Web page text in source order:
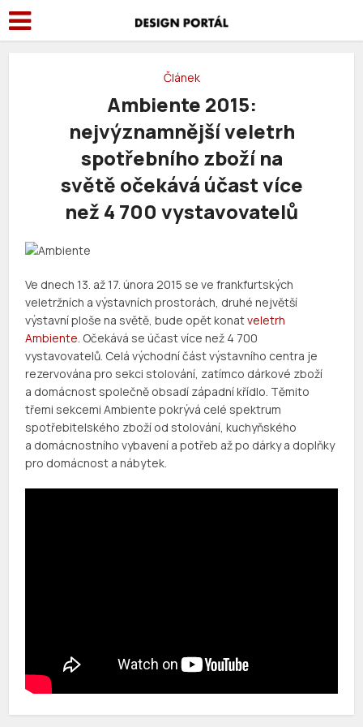
Článek
Ambiente 2015:
nejvýznamnější veletrh
spotřebního zboží na
světě očekává účast více
než 4 700 vystavovatelů
Ve dnech 13. až 17. února 2015 se ve frankfurtských
veletržních a výstavních prostorách, druhé největší
výstavní ploše na světě, bude opět konatveletrh
Ambiente. Očekává se účast více než 4 700
vystavovatelů. Celá východní část výstavního centra je
rezervována pro sekci stolování, zatímco dárkové zboží
a domácnost společně obsadí západní křídlo. Těmito
třemi sekcemi Ambiente pokrývá celé spektrum
spotřebitelského zboží od stolování, kuchyňského
a domácnostního vybavení a potřeb až po dárky a doplňky
pro domácnost a nábytek.